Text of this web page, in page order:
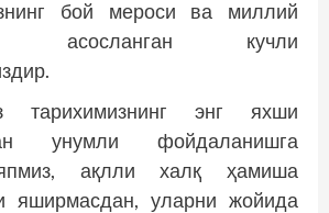
бой мероси ва миллий
асосланган кучли
тарихимизнинг энг яхши
унумли фойдаланишга
ақлли халқ ҳамиша
яширмасдан, уларни жойида